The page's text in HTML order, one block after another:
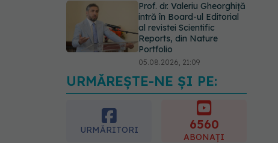
Prof. dr. Valeriu Gheorghiță
intră în Board-ul Editorial
al revistei Scientific
Reports, din Nature
Portfolio
05.08.2026, 21:09
EXCLUSIV Tratamentul
modern al cancerelor
ginecologice. Dr. Sorin
Bogdan (SANADOR), la
DC Medical și DC News
URMĂREȘTE-NE ȘI PE:
URMĂRITORI 6560
ABONAȚI